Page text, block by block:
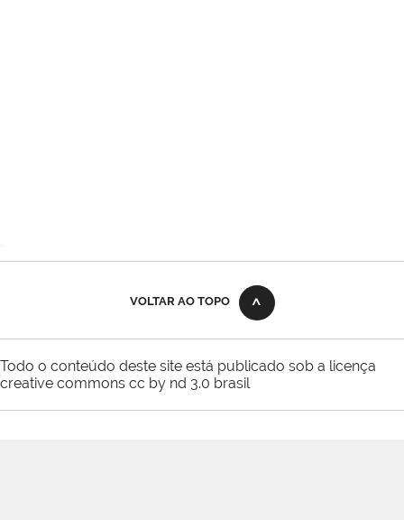
VOLTAR AO TOPO
Todo o conteúdo deste site está publicado sob a licença
creative commons cc by nd 3.0 brasil